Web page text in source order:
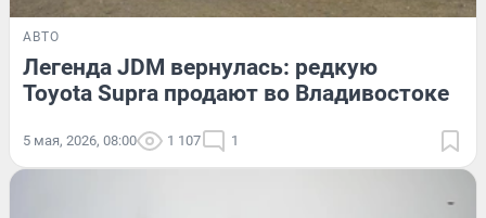
АВТО
Легенда JDM вернулась: редкую
Toyota Supra продают во Владивостоке
5 мая, 2026, 08:00 1 107 1